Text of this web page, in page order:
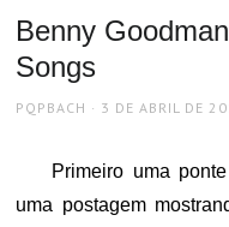
Benny
Songs
AUTHOR
PQPBACH
POSTED
3 DE ABRIL DE
Primeiro uma
uma postagem